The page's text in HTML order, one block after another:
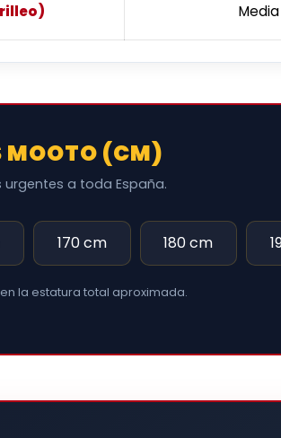
MOOTO (CM)
a toda España.
170 cm 180 cm
la estatura total aproximada.